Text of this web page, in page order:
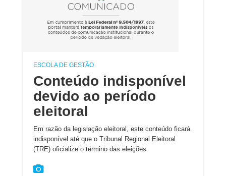
ESCOLA DE GESTÃO
Conteúdo indisponível
devido ao período
eleitoral
Em razão da legislação eleitoral, este conteúdo ficará
indisponível até que o Tribunal Regional Eleitoral
(TRE) oficialize o término das eleições.